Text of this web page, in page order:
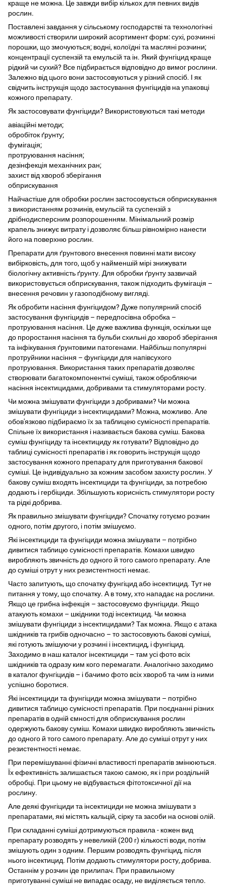
краще не можна. Це завжди вибір кількох для певних видів
рослин.
Поставлені завдання у сільському господарстві та технологічні
можливості створили широкий асортимент форм: сухі, розчинні
порошки, що змочуються; водні, колоїдні та масляні розчини;
концентрації суспензій та емульсій та ін. Який фунгіцид краще
рідкий чи сухий? Все підбирається відповідно до вимог рослини.
Залежно від цього вони застосовуються у різний спосіб. І як
свідчить інструкція щодо застосування фунгіцидів на упаковці
кожного препарату.
Як застосовувати фунгіциди? Використовуються такі методи
авіаційні методи;
обробіток ґрунту;
фумігація;
протруювання насіння;
дезінфекція механічних ран;
захист від хвороб зберігання
обприскування
Найчастіше для обробки рослин застосовується обприскування
з використанням розчинів, емульсій та суспензій з
дрібнодисперсним розпорошенням. Мінімальний розмір
крапель знижує витрату і дозволяє більш рівномірно нанести
його на поверхню рослин.
Препарати для ґрунтового внесення повинні мати високу
вибірковість, для того, щоб у найменшій мірі знижувати
біологічну активність ґрунту. Для обробки ґрунту зазвичай
використовується обприскування, також підходить фумігація –
внесення речовин у газоподібному вигляді.
Як обробити насіння фунгіцидом? Дуже популярний спосіб
застосування фунгіцидів – передпосівна обробка –
протруювання насіння. Це дуже важлива функція, оскільки ще
до проростання насіння та бульби схильні до хвороб зберігання
та інфікування ґрунтовими патогенами. Найбільш популярні
протруйники насіння – фунгіциди для напівсухого
протруювання. Використання таких препаратів дозволяє
створювати багатокомпонентні суміші, також обробляючи
насіння інсектицидами, добривами та стимуляторами росту.
Чи можна змішувати фунгіциди з добривами? Чи можна
змішувати фунгіциди з інсектицидами? Можна, можливо. Але
обов'язково підбираємо їх за таблицею сумісності препаратів.
Спільне їх використання і називається бакова суміш. Бакова
суміш фунгіциду та інсектициду як готувати? Відповідно до
таблиці сумісності препаратів і як говорить інструкція щодо
застосування кожного препарату для приготування бакової
суміші. Це індивідуально за кожним засобом захисту рослин. У
бакову суміш входять інсектициди та фунгіциди, за потребою
додають і гербіциди. Збільшують корисність стимулятори росту
та рідкі добрива.
Як правильно змішувати фунгіциди? Спочатку готуємо розчин
одного, потім другого, і потім змішуємо.
Які інсектициди та фунгіциди можна змішувати – потрібно
дивитися таблицю сумісності препаратів. Комахи швидко
виробляють звичність до одного й того самого препарату. Але
до суміші отрут у них резистентності немає.
Часто запитують, що спочатку фунгіцид або інсектицид. Тут не
питання у тому, що спочатку. А в тому, хто нападає на рослини.
Якщо це грибна інфекція – застосовуємо фунгіциди. Якщо
атакують комахи – шкідники тоді інсектицид. Чи можна
змішувати фунгіциди з інсектицидами? Так можна. Якщо є атака
шкідників та грибів одночасно – то застосовують бакові суміші,
які готують змішуючи у розчині і інсектицид, і фунгіцид.
Заходимо в наш каталог інсектициди – там усі фото всіх
шкідників та одразу ким кого перемагати. Аналогічно заходимо
в каталог фунгіцидів – і бачимо фото всіх хвороб та чим із ними
успішно боротися.
Які інсектициди та фунгіциди можна змішувати – потрібно
дивитися таблицю сумісності препаратів. При поєднанні різних
препаратів в одній ємності для обприскування рослин
одержують бакову суміш. Комахи швидко виробляють звичність
до одного й того самого препарату. Але до суміші отрут у них
резистентності немає.
При перемішуванні фізичні властивості препаратів змінюються.
Їх ефективність залишається такою самою, як і при роздільній
обробці. При цьому не відбувається фітотоксичної дії на
рослину.
Але деякі фунгіциди та інсектициди не можна змішувати з
препаратами, які містять кальцій, сірку та засоби на основі олій.
При складанні суміші дотримуються правила - кожен вид
препарату розводять у невеликій (200 г) кількості води, потім
змішують один з одним. Першим розводять фунгіцид, після
нього інсектицид. Потім додають стимулятори росту, добрива.
Останнім у розчин іде прилипач. При правильному
приготуванні суміші не випадає осаду, не виділяється тепло.